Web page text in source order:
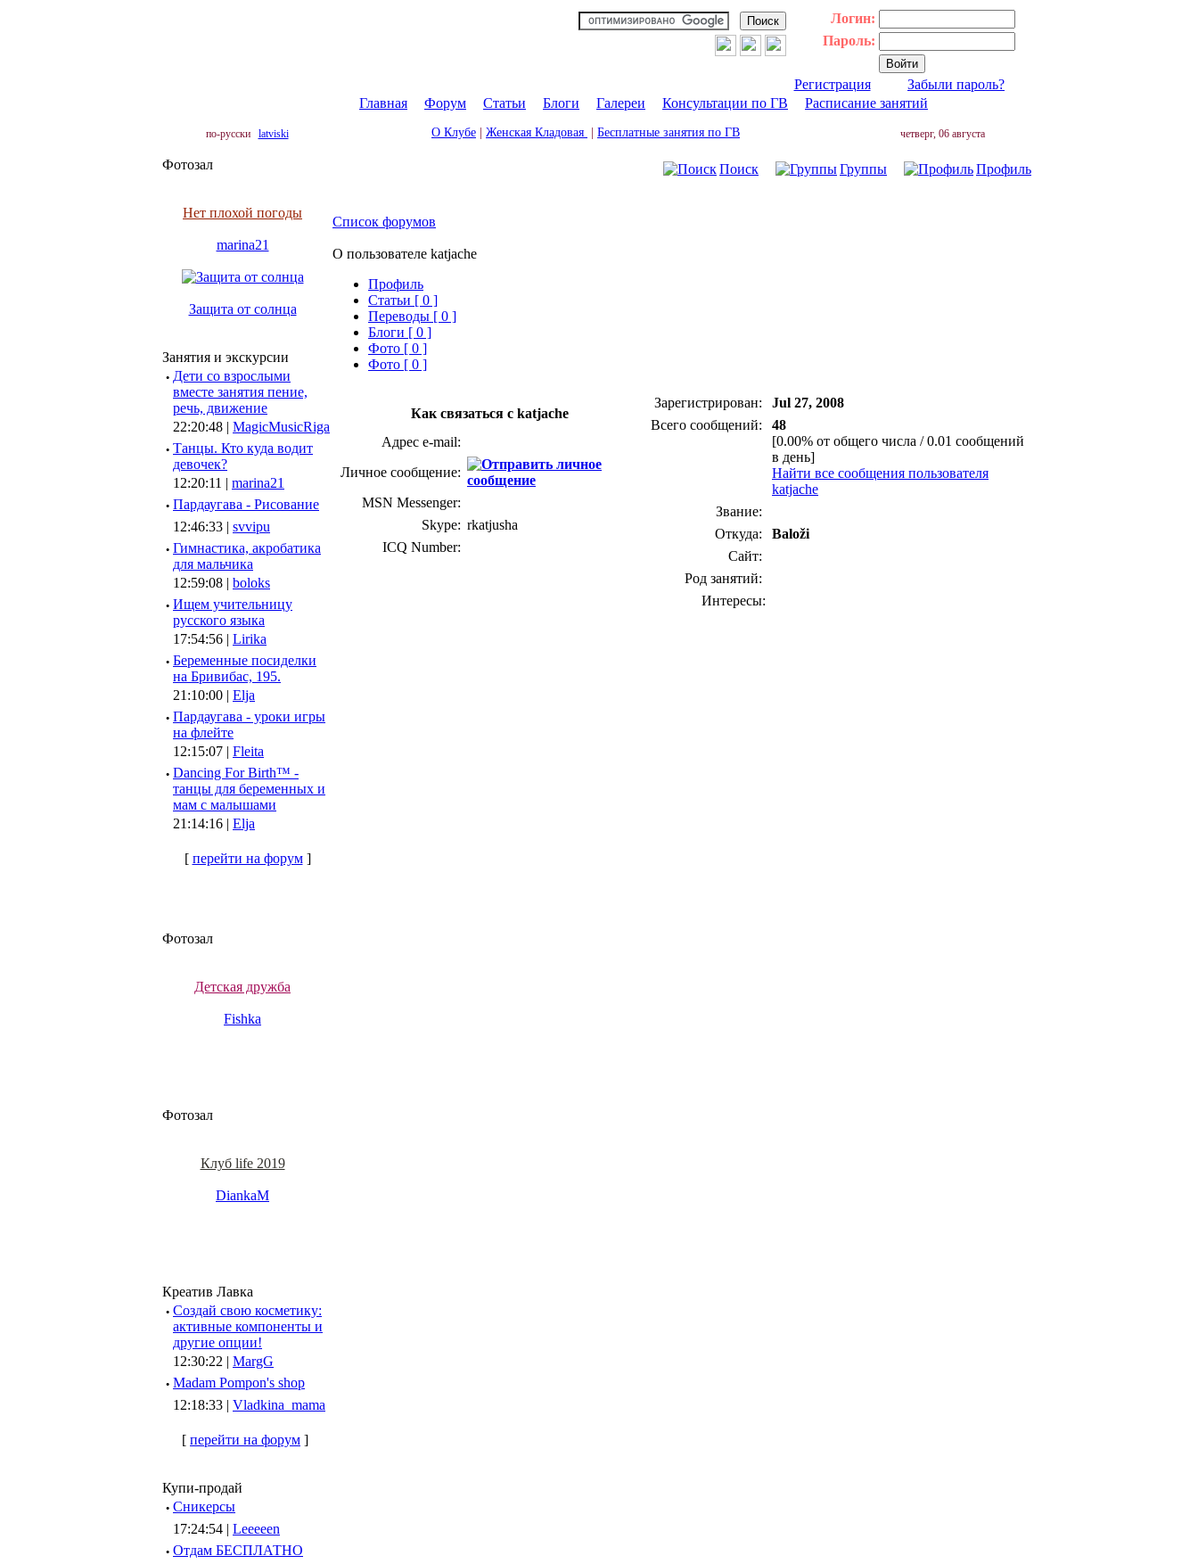
Логин:
Пароль:
Регистрация
Забыли пароль?
Главная
Форум Статьи Блоги Галереи Консультации по ГВ Расписание занятий
по-русски latviski О Клубе Женская Кладовая Бесплатные занятия по ГВ четверг, 06 августа
Фотозал
Нет плохой погоды
marina21
Защита от солнца
Занятия и экскурсии
· Дети со взрослыми
вместе занятия пение,
речь, движение
22:20:48 | MagicMusicRiga
· Танцы. Кто куда водит
девочек?
12:20:11 | marina21
· Пардаугава - Рисование
12:46:33 | svvipu
· Гимнастика, акробатика
для мальчика
12:59:08 | boloks
· Ищем учительницу
русского языка
17:54:56 | Lirika
· Беременные посиделки
на Бривибас, 195.
21:10:00 | Elja
· Пардаугава - уроки игры
на флейте
12:15:07 | Fleita
· Dancing For Birth™ -
танцы для беременных и
мам с малышами
21:14:16 | Elja
[ перейти на форум]
Фотозал
Детская дружба
Fishka
Фотозал
Клуб life 2019
DiankaM
Креатив Лавка
· Создай свою косметику:
активные компоненты и
другие опции!
12:30:22 | MargG
· Madam Pompon's shop
12:18:33 | Vladkina_mama
[ перейти на форум ]
Купи-продай
· Сникерсы
17:24:54 | Leeeeen
· Отдам БЕСПЛАТНО
Поиск Группы Профиль
Список форумов
О пользователе katjache
Профиль
Cтатьи [ 0 ]
Переводы [ 0 ]
Блоги [ 0 ]
Фото [ 0 ]
Фото [ 0 ]
Зарегистрирован:
Jul 27, 2008
Всего сообщений:
48
[0.00% от общего числа / 0.01 сообщений
в день]
Найти все сообщения пользователя
katjache
Звание:
Откуда:
Baloži
Сайт:
Род занятий:
Интересы:
Как связаться с katjache
Адрес e-mail:
Личное сообщение:
MSN Messenger:
Skype: rkatjusha
ICQ Number: